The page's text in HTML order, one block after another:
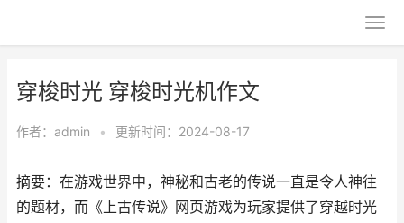
穿梭时光 穿梭时光机作文
作者： admin • 更新时间：2024-08-17
摘要：在游戏世界中，神秘和古老的传说一直是令人神往
的题材，而《上古传说》网页游戏为玩家提供了穿越时光